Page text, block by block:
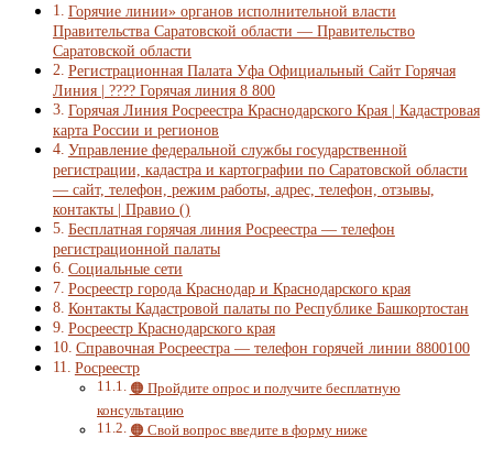
Горячие линии» органов исполнительной власти
Правительства Саратовской области — Правительство
Саратовской области
Регистрационная Палата Уфа Официальный Сайт Горячая
Линия | ???? Горячая линия 8 800
Горячая Линия Росреестра Краснодарского Края | Кадастровая
карта России и регионов
Управление федеральной службы государственной
регистрации, кадастра и картографии по Саратовской области
— сайт, телефон, режим работы, адрес, телефон, отзывы,
контакты | Правио ()
Бесплатная горячая линия Росреестра — телефон
регистрационной палаты
Социальные сети
Росреестр города Краснодар и Краснодарского края
Контакты Кадастровой палаты по Республике Башкортостан
Росреестр Краснодарского края
Справочная Росреестра — телефон горячей линии 8800100
Росреестр
🟠 Пройдите опрос и получите бесплатную
консультацию
🟠 Свой вопрос введите в форму ниже